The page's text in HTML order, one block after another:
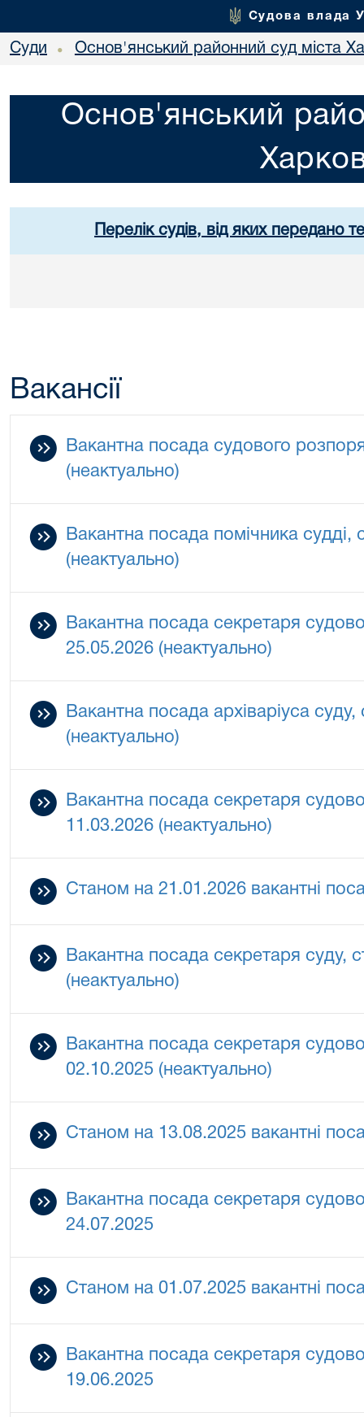
Судова влада
Суди • Основ'янський районний суд міста
Основ'янський
Перелік судів, від яких передано
Вакансії
Вакантна посада судового
(неактуально)
Вакантна посада помічника судді,
(неактуально)
Вакантна посада секретаря
25.05.2026 (неактуально)
Вакантна посада архіваріуса
(неактуально)
Вакантна посада секретаря
11.03.2026 (неактуально)
Станом на 21.01.2026 вакантні
Вакантна посада секретаря суду,
(неактуально)
Вакантна посада секретаря
02.10.2025 (неактуально)
Станом на 13.08.2025 вакантні
Вакантна посада секретаря
24.07.2025
Станом на 01.07.2025 вакантні
Вакантна посада секретаря
19.06.2025